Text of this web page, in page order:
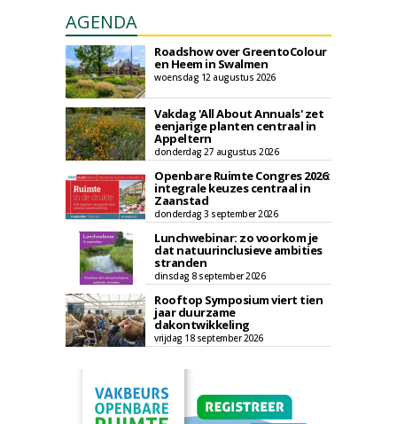
AGENDA
Roadshow over GreentoColour
en Heem in Swalmen
woensdag 12 augustus 2026
Vakdag 'All About Annuals' zet
eenjarige planten centraal in
Appeltern
donderdag 27 augustus 2026
Openbare Ruimte Congres 2026:
integrale keuzes centraal in
Zaanstad
donderdag 3 september 2026
Lunchwebinar: zo voorkom je
dat natuurinclusieve ambities
stranden
dinsdag 8 september 2026
Rooftop Symposium viert tien
jaar duurzame
dakontwikkeling
vrijdag 18 september 2026